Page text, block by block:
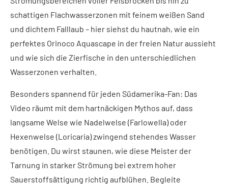
schattigen Flachwasserzonen mit feinem weißen Sand
und dichtem Falllaub – hier siehst du hautnah, wie ein
perfektes Orinoco Aquascape in der freien Natur aussieht
und wie sich die Zierfische in den unterschiedlichen
Wasserzonen verhalten.
Besonders spannend für jeden Südamerika-Fan: Das
Video räumt mit dem hartnäckigen Mythos auf, dass
langsame Welse wie Nadelwelse (Farlowella) oder
Hexenwelse (Loricaria) zwingend stehendes Wasser
benötigen. Du wirst staunen, wie diese Meister der
Tarnung in starker Strömung bei extrem hoher
Sauerstoffsättigung richtig aufblühen. Begleite